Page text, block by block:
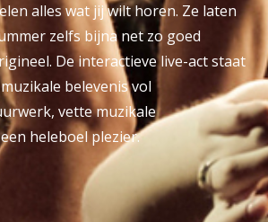
alles wat jij wilt horen. Ze laten
zelfs bijna net zo goed
De interactieve live-act staat
belevenis vol
vette muzikale
heleboel plezier.